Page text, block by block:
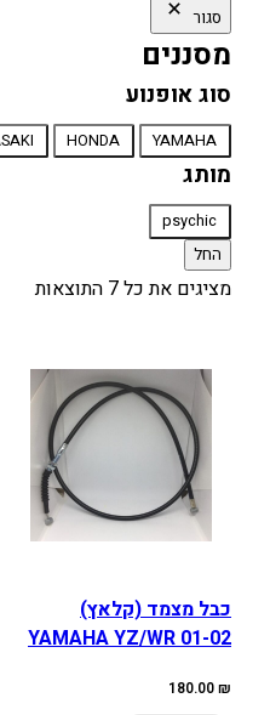
סגור
מסננים
סוג אופנוע
סוג
אופנוע
YAMAHA
HONDA
מותג
מותג
psychic
החל
מציגים את כל ⁦7⁩ התוצאות
כבל מצמד (קלאץ)
YAMAHA YZ/WR 01-02
180.00₪